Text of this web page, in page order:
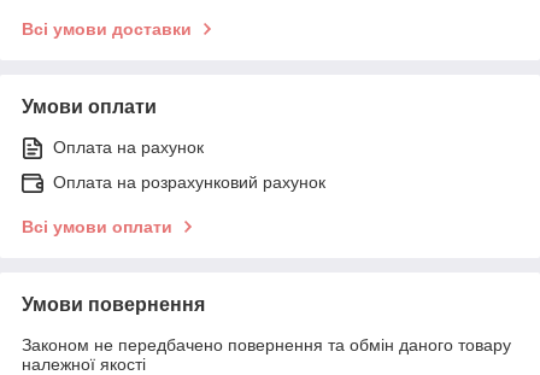
Всі умови доставки
Умови оплати
Оплата на рахунок
Оплата на розрахунковий рахунок
Всі умови оплати
Умови повернення
Законом не передбачено повернення та обмін даного товару
належної якості